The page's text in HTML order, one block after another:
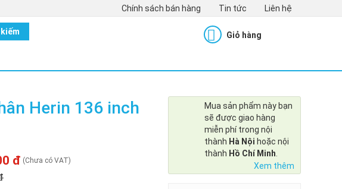
Liên hệ
Tin tức
Chính sách bán hàng
Giỏ hàng
Herin 136 inch
đ (Chưa có VAT)
Mua sản phẩm này bạn
sẽ được giao hàng
miễn phí trong nội
thành Hà Nội hoặc nội
thành Hồ Chí Minh
Xem thêm